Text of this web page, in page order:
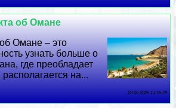
об Омане
Омане – это
узнать больше о
где преобладает
на...
28 06 2026 13:16:29